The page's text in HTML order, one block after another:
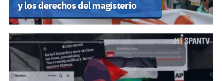
y los derechos del magisterio